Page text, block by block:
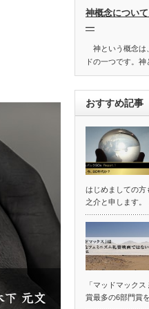
神概念につい
―
神という概念は
ドの一つです。
おすすめ記事
はじめましての方
之介と申します。
「マッドマック
賞最多の6部門賞